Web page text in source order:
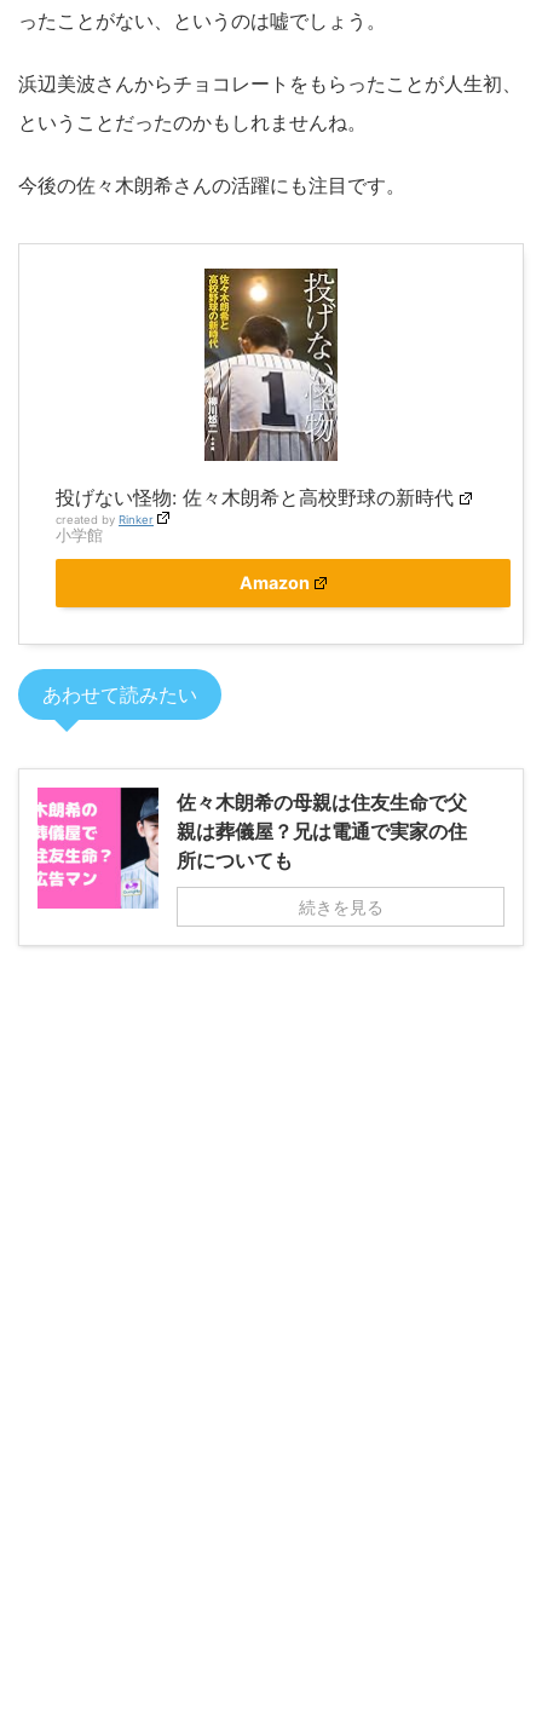
ったことがない、というのは嘘でしょう。
浜辺美波さんからチョコレートをもらったことが人生初、
ということだったのかもしれませんね。
今後の佐々木朗希さんの活躍にも注目です。
投げない怪物: 佐々木朗希と高校野球の新時代
created by Rinker
小学館
Amazon
あわせて読みたい
佐々木朗希の母親は住友生命で父
親は葬儀屋？兄は電通で実家の住
所についても
続きを見る